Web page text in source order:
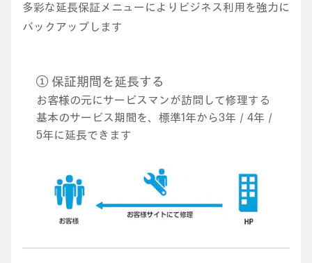
多彩な延長保証メニューによりビジネス利用を強力に
バックアップします
① 保証期間を延長する
お客様の元にサービスマンが訪問して修理する
基本のサービス期間を、標準1年から3年／4年／
5年に延長できます